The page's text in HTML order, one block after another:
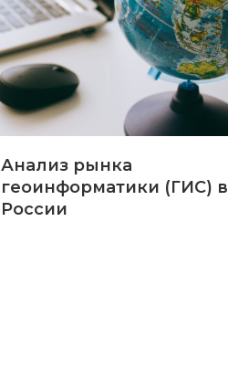
Анализ рынка
геоинформатики (ГИС) в
России